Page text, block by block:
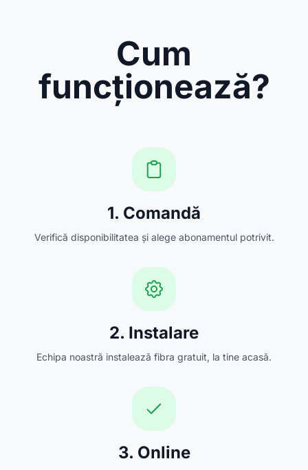
Cum
funcționează?
1. Comandă
Verifică disponibilitatea și alege abonamentul potrivit.
2. Instalare
Echipa noastră instalează fibra gratuit, la tine acasă.
3. Online